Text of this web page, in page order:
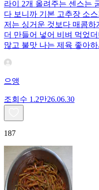
라이 2개 올려주는 센스는
다 보니까 기본 고추장 소
저는 싱거운 것보다 매콤
더 만들어 넣어 비벼 먹었
많고 불맛 나는 제육 좋아
으앵
조회수 1.2만26.06.30
187